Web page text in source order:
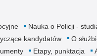
Nauka o Policji -
kandydatów
O
Etapy, punktacja